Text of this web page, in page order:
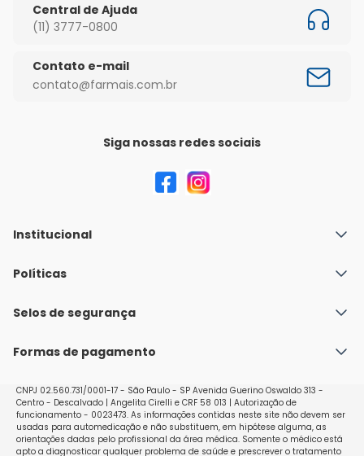
Central de Ajuda
(11) 3777-0800
Contato e-mail
contato@farmais.com.br
Siga nossas redes sociais
Institucional
Quem Somos
Nossas lojas
Políticas
Política de Envio
Políticas de Trocas e Devoluções
Selos de segurança
Formas de pagamento
CNPJ 02.560.731/0001-17 - São Paulo - SP Avenida Guerino Oswaldo 313 -
Centro - Descalvado | Angelita Cirelli e CRF 58 013 | Autorização de
funcionamento - 0023473. As informações contidas neste site não devem ser
usadas para automedicação e não substituem, em hipótese alguma, as
orientações dadas pelo profissional da área médica. Somente o médico está
apto a diagnosticar qualquer problema de saúde e prescrever o tratamento